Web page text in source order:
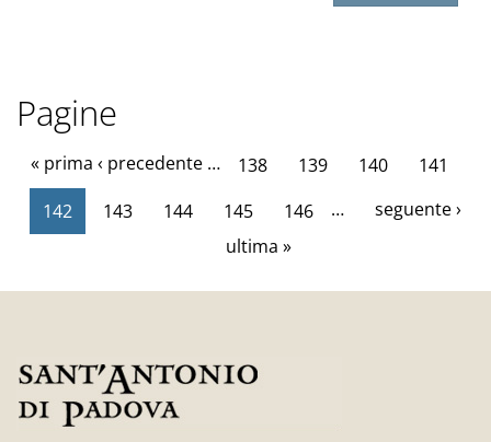
Pagine
« prima ‹ precedente … 138 139 140
141
142
143 144 145 146 …
seguente ›
ultima »